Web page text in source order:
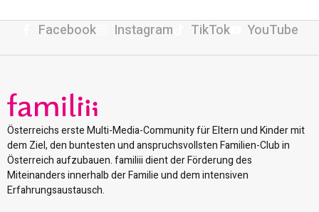
Facebook Instagram TikTok YouTube
Österreichs erste Multi-Media-Community für Eltern und Kinder mit
dem Ziel, den buntesten und anspruchsvollsten Familien-Club in
Österreich aufzubauen. familiii dient der Förderung des
Miteinanders innerhalb der Familie und dem intensiven
Erfahrungsaustausch.